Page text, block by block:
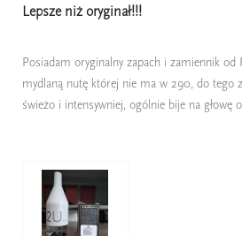
Lepsze niż oryginał!!!
Posiadam oryginalny zapach i zamiennik od
mydlaną nutę której nie ma w 290, do tego
świeżo i intensywniej, ogólnie bije na głowę